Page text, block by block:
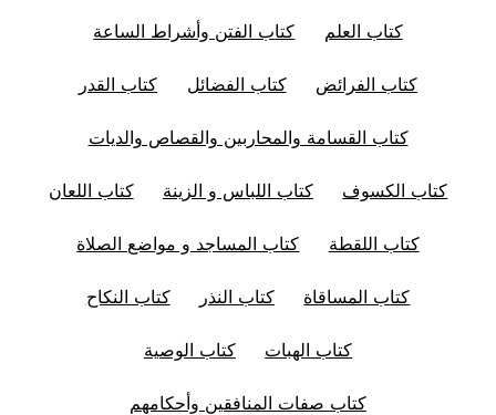
كتاب العلم كتاب الفتن وأشراط الساعة
كتاب الفرائض كتاب الفضائل كتاب القدر
كتاب القسامة والمحاربين والقصاص والديات
كتاب الكسوف كتاب اللباس و الزينة كتاب اللعان
كتاب اللقطة كتاب المساجد و مواضع الصلاة
كتاب المساقاة كتاب النذر كتاب النكاح
كتاب الهبات كتاب الوصية
كتاب صفات المنافقين وأحكامهم